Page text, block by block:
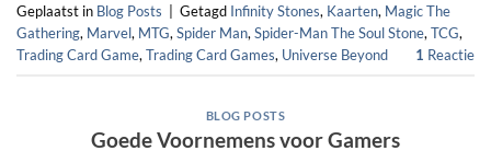
Geplaatst in Blog Posts Getagd Infinity Stones, Kaarten, Magic The
Gathering, Marvel, MTG, Spider Man, Spider-Man The Soul Stone, TCG,
Trading Card Game, Trading Card Games, Universe Beyond 1 Reactie
BLOG POSTS
Goede Voornemens voor Gamers